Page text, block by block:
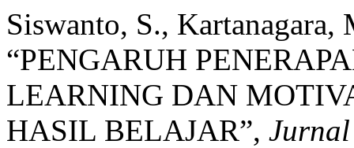
Siswanto, S.,
“PENGARUH
LEARNING DAN
HASIL BELAJAR”,